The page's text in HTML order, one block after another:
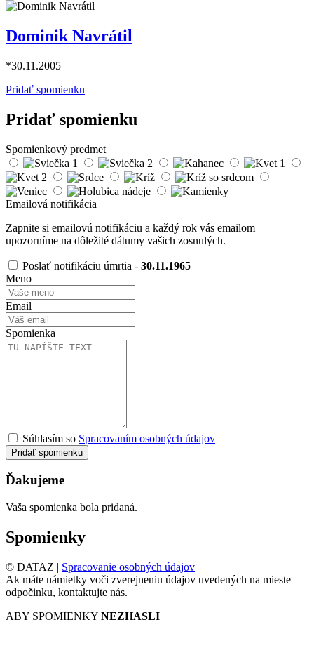
Dominik Navrátil
*30.11.2005
Pridať spomienku
Pridať spomienku
Spomienkový predmet
Emailová notifikácia
Zapnite si emailovú notifikáciu a každý rok vás emailom
upozorníme na dôležité dátumy vašich zosnulých.
Poslať notifikáciu úmrtia - 30.11.1965
Meno
Email
Spomienka
Súhlasím so Spracovaním osobných údajov
Pridať spomienku
Ďakujeme
Vaša spomienka bola pridaná.
Spomienky
© DATAZ | Spracovanie osobných údajov
Ak máte námietky voči zverejneniu údajov uvedených na mieste
odpočinku, kontaktujte nás.
ABY SPOMIENKY NEZHASLI